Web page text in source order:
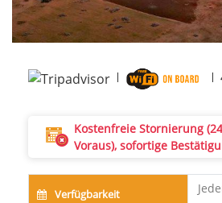
Kostenfreie Stornierung
Voraus), sofortige
Verfügbarkeit